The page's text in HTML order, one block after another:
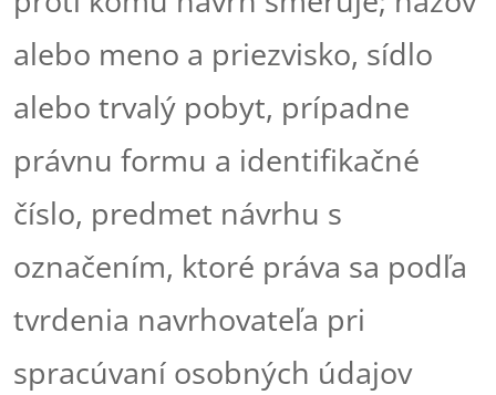
alebo meno a priezvisko, sídlo
alebo trvalý pobyt, prípadne
právnu formu a identifikačné
číslo, predmet návrhu s
označením, ktoré práva sa podľa
tvrdenia navrhovateľa pri
spracúvaní osobných údajov